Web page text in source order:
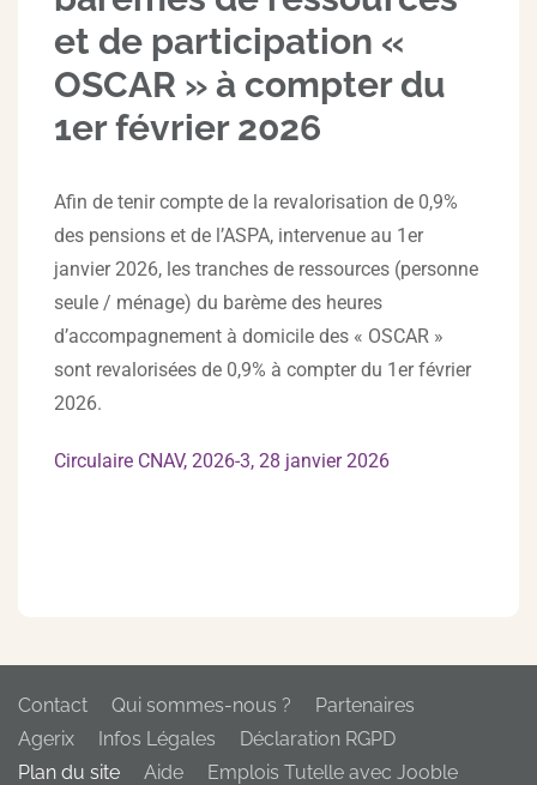
et de participation «
OSCAR » à compter du
1er février 2026
Afin de tenir compte de la revalorisation de 0,9%
des pensions et de l’ASPA, intervenue au 1er
janvier 2026, les tranches de ressources (personne
seule / ménage) du barème des heures
d’accompagnement à domicile des « OSCAR »
sont revalorisées de 0,9% à compter du 1er février
2026.
Circulaire CNAV, 2026-3, 28 janvier 2026
Contact Qui sommes-nous ?
Partenaires
Agerix
Infos Légales
Déclaration RGPD
Plan du site
Aide Emplois Tutelle avec Jooble